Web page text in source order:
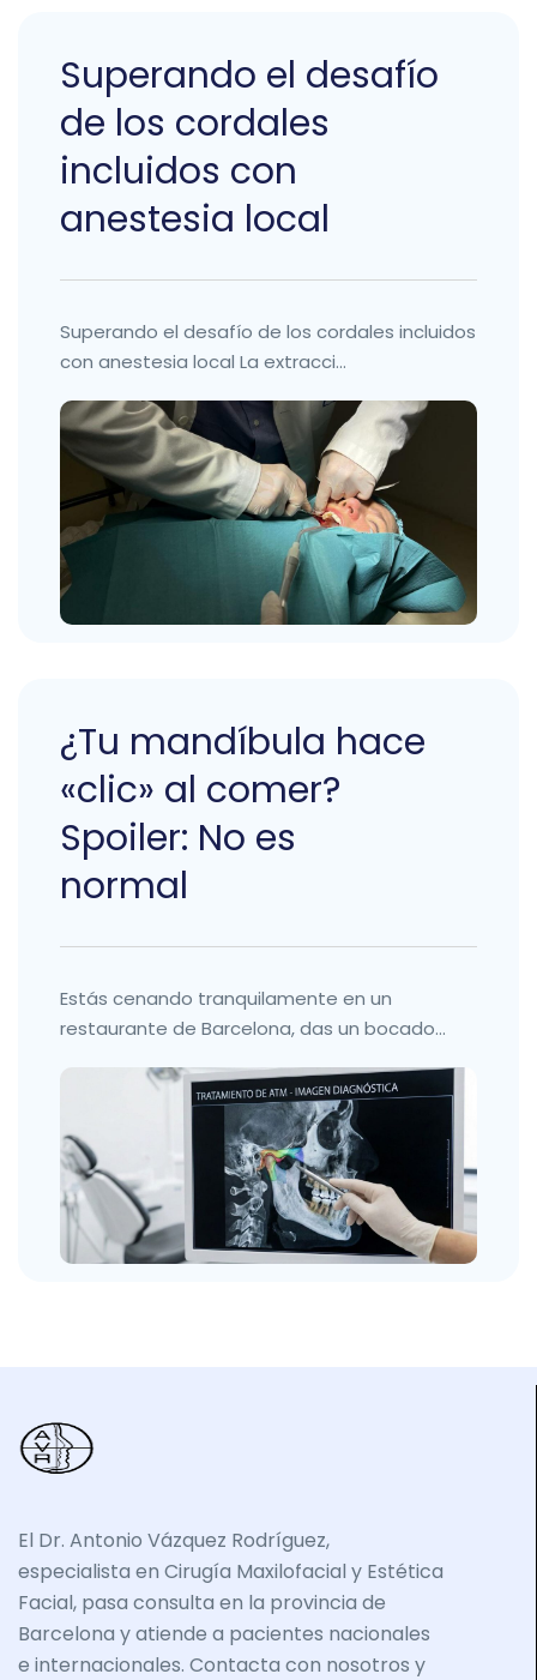
Superando el desafío
de los cordales
incluidos con
anestesia local
Superando el desafío de los cordales incluidos
con anestesia local La extracci...
¿Tu mandíbula hace
«clic» al comer?
Spoiler: No es
normal
Estás cenando tranquilamente en un
restaurante de Barcelona, das un bocado...
El Dr. Antonio Vázquez Rodríguez,
especialista en Cirugía Maxilofacial y Estética
Facial, pasa consulta en la provincia de
Barcelona y atiende a pacientes nacionales
e internacionales. Contacta con nosotros y